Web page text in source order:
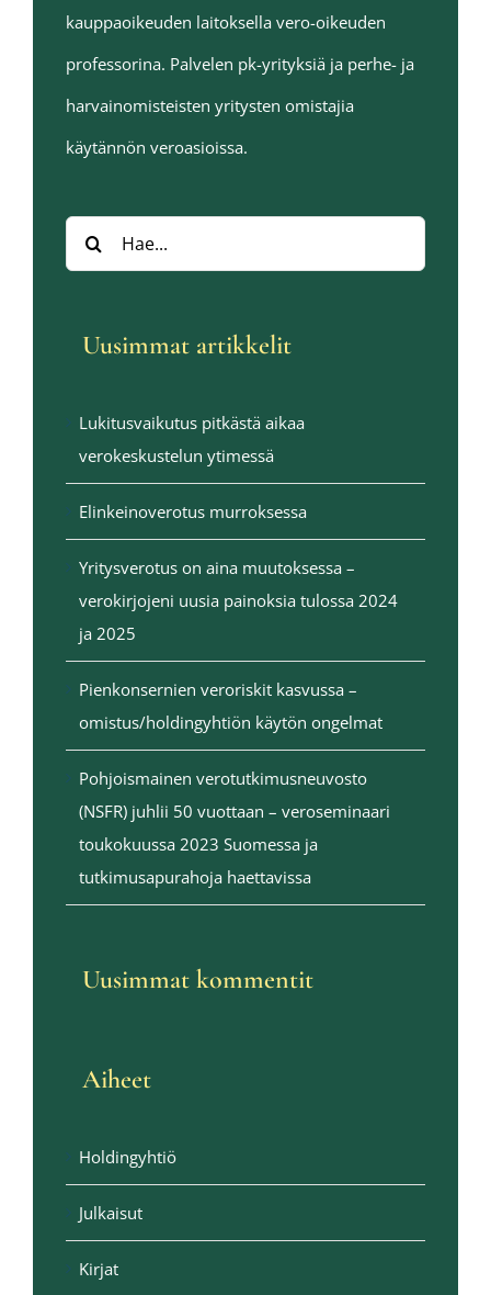
kauppaoikeuden laitoksella vero-oikeuden
professorina. Palvelen pk-yrityksiä ja perhe- ja
harvainomisteisten yritysten omistajia
käytännön veroasioissa.
Hae:
Uusimmat artikkelit
Lukitusvaikutus pitkästä aikaa
verokeskustelun ytimessä
Elinkeinoverotus murroksessa
Yritysverotus on aina muutoksessa –
verokirjojeni uusia painoksia tulossa 2024
ja 2025
Pienkonsernien veroriskit kasvussa –
omistus/holdingyhtiön käytön ongelmat
Pohjoismainen verotutkimusneuvosto
(NSFR) juhlii 50 vuottaan – veroseminaari
toukokuussa 2023 Suomessa ja
tutkimusapurahoja haettavissa
Uusimmat kommentit
Aiheet
Holdingyhtiö
Julkaisut
Kirjat